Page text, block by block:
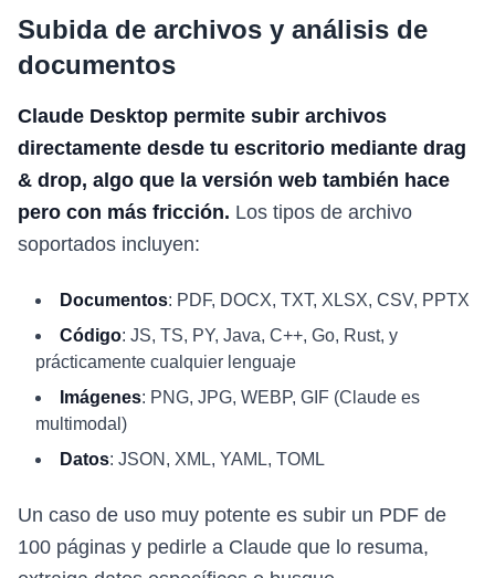
Subida de archivos y análisis de
documentos
Claude Desktop permite subir archivos
directamente desde tu escritorio mediante drag
& drop, algo que la versión web también hace
pero con más fricción. Los tipos de archivo
soportados incluyen:
Documentos: PDF, DOCX, TXT, XLSX, CSV, PPTX
Código: JS, TS, PY, Java, C++, Go, Rust, y
prácticamente cualquier lenguaje
Imágenes: PNG, JPG, WEBP, GIF (Claude es
multimodal)
Datos: JSON, XML, YAML, TOML
Un caso de uso muy potente es subir un PDF de
100 páginas y pedirle a Claude que lo resuma,